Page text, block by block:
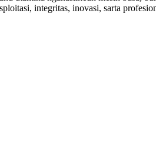
integritas, inovasi, sarta